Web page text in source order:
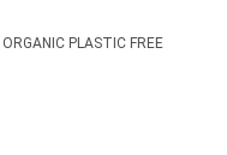
ORGANIC PLASTIC FREE